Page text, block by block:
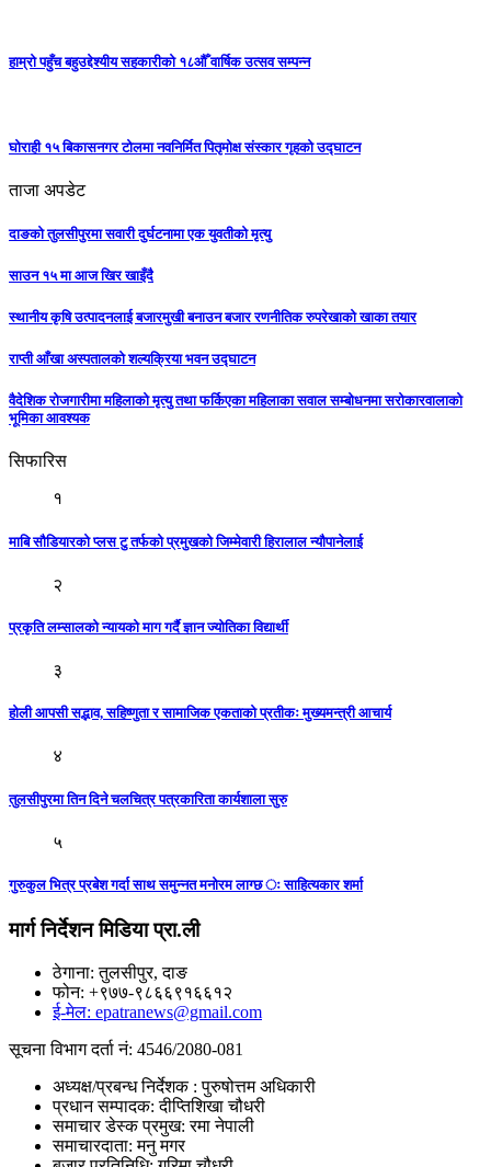
हाम्रो पहुँच बहुउद्देश्यीय सहकारीको १८औँ वार्षिक उत्सव सम्पन्न
घोराही १५ बिकासनगर टोलमा नवनिर्मित पितृमोक्ष संस्कार गृहको उद्घाटन
ताजा अपडेट
दाङको तुलसीपुरमा सवारी दुर्घटनामा एक युवतीको मृत्यु
साउन १५ मा आज खिर खाइँदै
स्थानीय कृषि उत्पादनलाई बजारमुखी बनाउन बजार रणनीतिक रुपरेखाको खाका तयार
राप्ती आँखा अस्पतालको शल्यक्रिया भवन उद्घाटन
वैदेशिक रोजगारीमा महिलाको मृत्यु तथा फर्किएका महिलाका सवाल सम्बोधनमा सरोकारवालाको
भूमिका आवश्यक
सिफारिस
१
माबि सौडियारको प्लस टु तर्फको प्रमुखको जिम्मेवारी हिरालाल न्यौपानेलाई
२
प्रकृति लम्सालको न्यायको माग गर्दै ज्ञान ज्योतिका विद्यार्थी
३
होली आपसी सद्भाव, सहिष्णुता र सामाजिक एकताको प्रतीकः मुख्यमन्त्री आचार्य
४
तुलसीपुरमा तिन दिने चलचित्र पत्रकारिता कार्यशाला सुरु
५
गुरुकुल भित्र प्रबेश गर्दा साथ समुन्नत मनोरम लाग्छ ः साहित्यकार शर्मा
मार्ग निर्देशन मिडिया प्रा.ली
ठेगाना: तुलसीपुर, दाङ
फोन: +९७७-९८६६९१६६१२
ई-मेल: epatranews@gmail.com
सूचना विभाग दर्ता नं: 4546/2080-081
अध्यक्ष/प्रबन्ध निर्देशक : पुरुषोत्तम अधिकारी
प्रधान सम्पादक: दीप्तिशिखा चौधरी
समाचार डेस्क प्रमुख: रमा नेपाली
समाचारदाता: मनु मगर